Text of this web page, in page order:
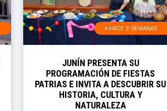
≡ HACE 2 SEMANAS
JUNÍN PRESENTA SU
PROGRAMACIÓN DE FIESTAS
PATRIAS E INVITA A DESCUBRIR SU
HISTORIA, CULTURA Y
NATURALEZA